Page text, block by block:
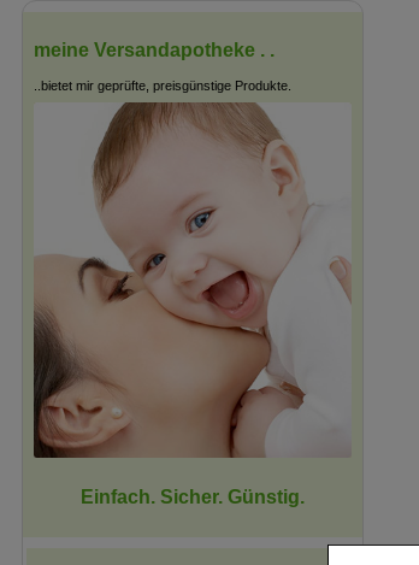
meine Versandapotheke . .
..bietet mir geprüfte, preisgünstige Produkte.
Einfach. Sicher. Günstig.